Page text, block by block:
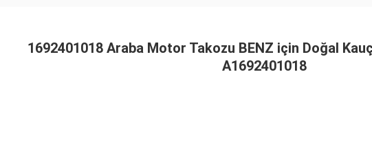
1692401018 Araba Motor Takozu BENZ için Doğal
A1692401018